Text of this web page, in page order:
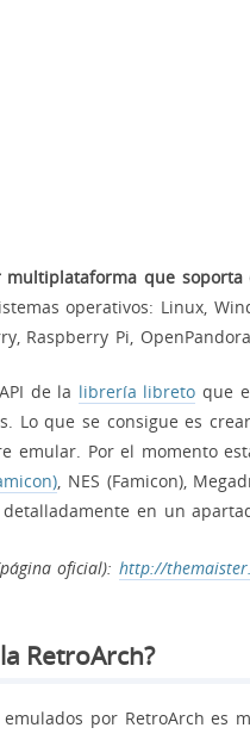
multiplataforma que soporta
operativos: Linux,
Raspberry Pi,
de la librería libreto que
Lo que se consigue es
emular. Por el momento
, NES (Famicon),
en un
oficial):http://
RetroArch?
emulados por RetroArch es